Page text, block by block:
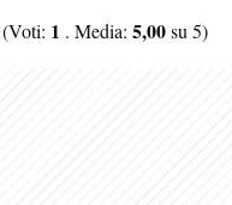
(Voti: 1 . Media: 5,00su 5)